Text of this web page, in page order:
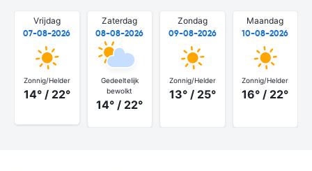
Vrijdag
07-08-2026
Zonnig/Helder
14° / 22°
Zaterdag
08-08-2026
Gedeeltelijk
bewolkt
14° / 22°
Zondag
09-08-2026
Zonnig/Helder
13° / 25°
Maandag
10-08-2026
Zonnig/Helder
16° / 22°